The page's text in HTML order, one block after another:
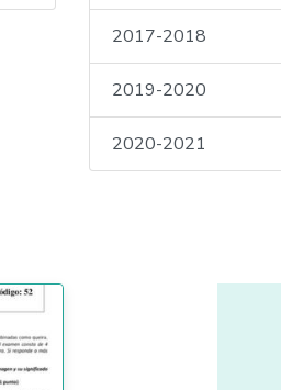
2017-2018
2019-2020
2020-2021